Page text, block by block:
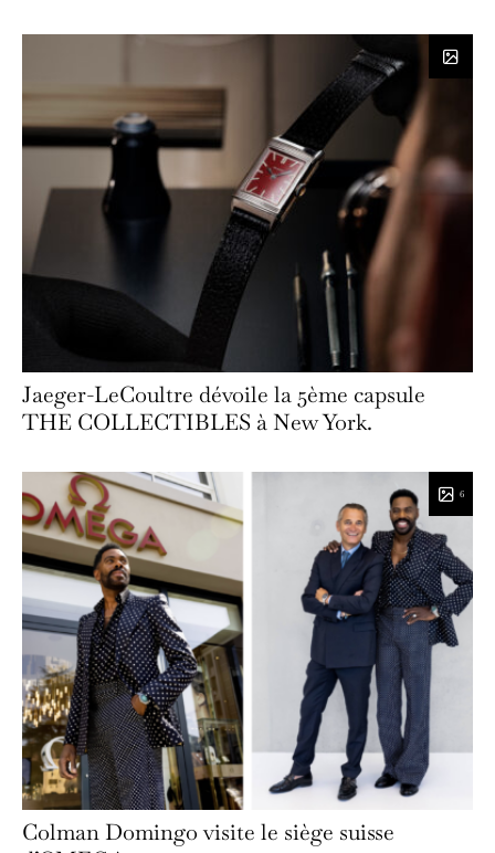
Jaeger-LeCoultre dévoile la 5ème capsule
THE COLLECTIBLES à New York.
6
Colman Domingo visite le siège suisse